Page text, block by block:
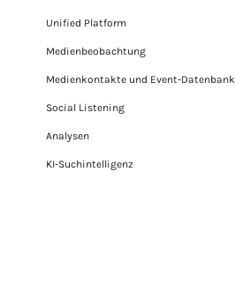
Unified Platform
Medienbeobachtung
Medienkontakte und Event-Datenbank
Social Listening
Analysen
KI-Suchintelligenz